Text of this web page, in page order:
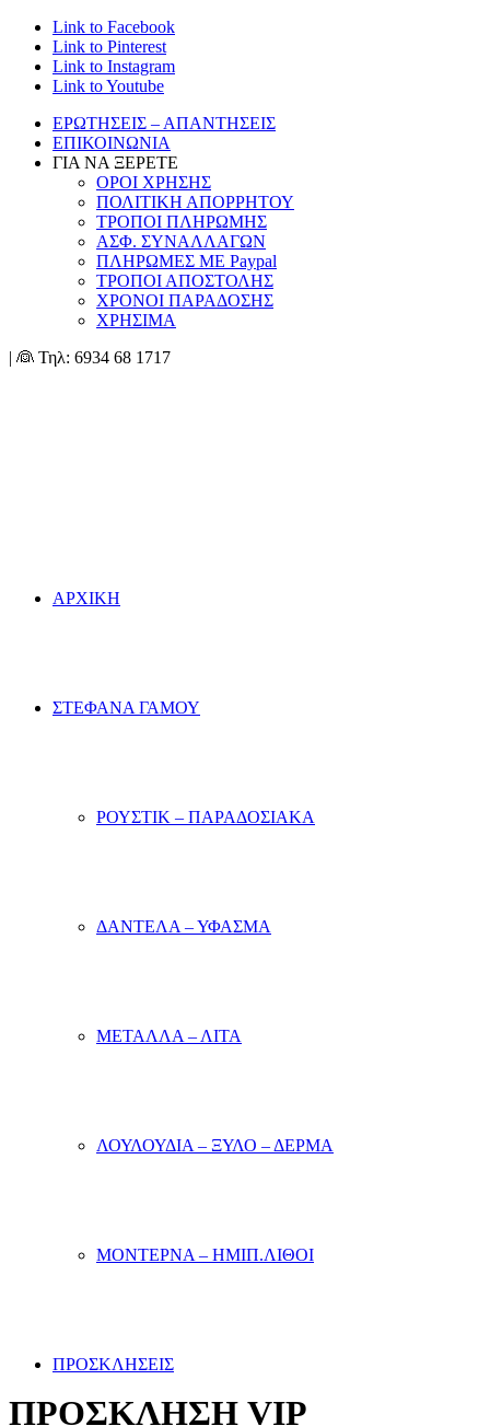
Link to Facebook
Link to Pinterest
Link to Instagram
Link to Youtube
ΕΡΩΤΗΣΕΙΣ – ΑΠΑΝΤΗΣΕΙΣ
ΕΠΙΚΟΙΝΩΝΙΑ
ΓΙΑ ΝΑ ΞΕΡΕΤΕ
ΟΡΟΙ ΧΡΗΣΗΣ
ΠΟΛΙΤΙΚΗ ΑΠΟΡΡΗΤΟΥ
ΤΡΟΠΟΙ ΠΛΗΡΩΜΗΣ
ΑΣΦ. ΣΥΝΑΛΛΑΓΩΝ
ΠΛΗΡΩΜΕΣ ΜΕ Paypal
ΤΡΟΠΟΙ ΑΠΟΣΤΟΛΗΣ
ΧΡΟΝΟΙ ΠΑΡΑΔΟΣΗΣ
ΧΡΗΣΙΜΑ
| 👰 Τηλ: 6934 68 1717
ΑΡΧΙΚΗ
ΣΤΕΦΑΝΑ ΓΑΜΟΥ
ΡΟΥΣΤΙΚ – ΠΑΡΑΔΟΣΙΑΚΑ
ΔΑΝΤΕΛΑ – ΥΦΑΣΜΑ
ΜΕΤΑΛΛΑ – ΛΙΤΑ
ΛΟΥΛΟΥΔΙΑ – ΞΥΛΟ – ΔΕΡΜΑ
ΜΟΝΤΕΡΝΑ – ΗΜΙΠ.ΛΙΘΟΙ
ΠΡΟΣΚΛΗΣΕΙΣ
ΠΡΟΣΚΛΗΣΗ VIP